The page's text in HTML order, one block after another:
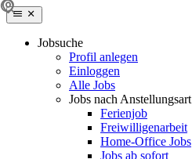
Jobsuche
Profil anlegen
Einloggen
Alle Jobs
Jobs nach Anstellungsart
Ferienjob
Freiwilligenarbeit
Home-Office Jobs
Jobs ab sofort